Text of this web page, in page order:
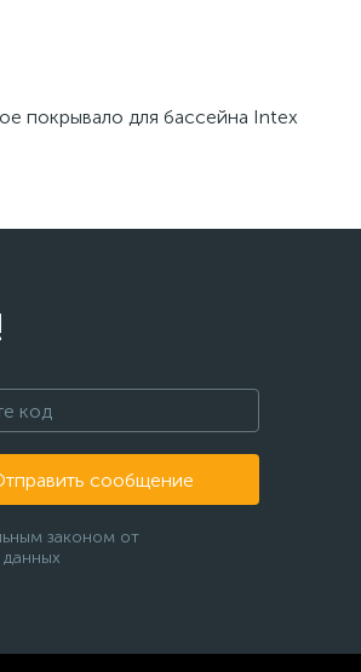
покрывало для бассейна Intex
сообщение
законом от